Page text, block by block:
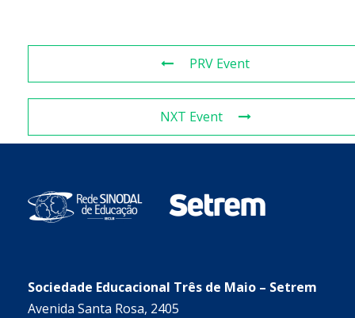
PRV Event
NXT Event
Sociedade Educacional Três de Maio – Setrem
Avenida Santa Rosa, 2405